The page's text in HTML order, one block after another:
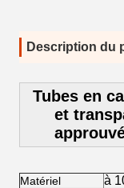
Description du
Tubes en
et
Matériel à